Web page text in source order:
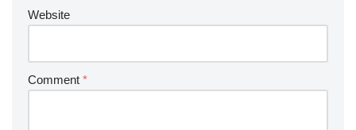
Website
Comment *